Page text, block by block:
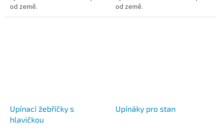
od země.
od země.
Upínací žebříčky s
hlavičkou
Upínáky pro stan